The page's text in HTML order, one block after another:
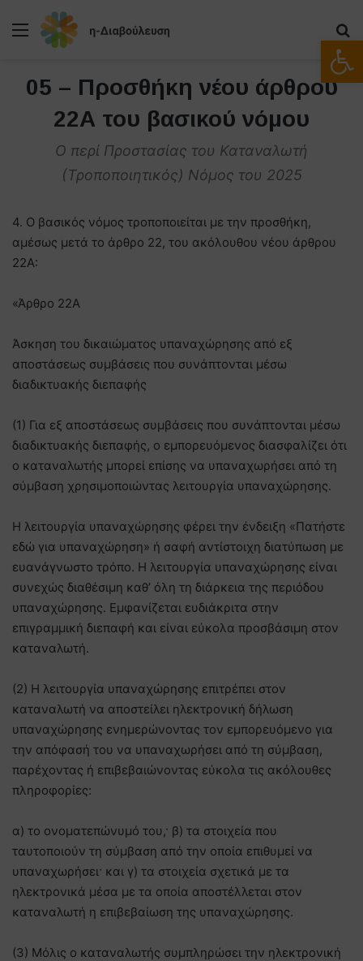
Μενού
05 – Προσθήκη νέου άρθρου
22Α του βασικού νόμου
Ο περί Προστασίας του Καταναλωτή
(Τροποποιητικός) Νόμος του 2025
4. Ο βασικός νόμος τροποποιείται με την προσθήκη,
αμέσως μετά το άρθρο 22, του ακόλουθου νέου άρθρου
22Α:
«Άρθρο 22Α
Άσκηση του δικαιώματος υπαναχώρησης από εξ
αποστάσεως συμβάσεις που συνάπτονται μέσω
διαδικτυακής διεπαφής
(1) Για εξ αποστάσεως συμβάσεις που συνάπτονται μέσω
διαδικτυακής διεπαφής, ο εμπορευόμενος διασφαλίζει ότι
ο καταναλωτής μπορεί επίσης να υπαναχωρήσει από τη
σύμβαση χρησιμοποιώντας λειτουργία υπαναχώρησης.
Η λειτουργία υπαναχώρησης φέρει την ένδειξη «Πατήστε
εδώ για υπαναχώρηση» ή σαφή αντίστοιχη διατύπωση με
ευανάγνωστο τρόπο. Η λειτουργία υπαναχώρησης είναι
συνεχώς διαθέσιμη καθ’ όλη τη διάρκεια της περιόδου
υπαναχώρησης. Εμφανίζεται ευδιάκριτα στην
επιγραμμική διεπαφή και είναι εύκολα προσβάσιμη στον
καταναλωτή.
(2) Η λειτουργία υπαναχώρησης επιτρέπει στον
καταναλωτή να αποστείλει ηλεκτρονική δήλωση
υπαναχώρησης ενημερώνοντας τον εμπορευόμενο για
την απόφασή του να υπαναχωρήσει από τη σύμβαση,
παρέχοντας ή επιβεβαιώνοντας εύκολα τις ακόλουθες
πληροφορίες:
α) το ονοματεπώνυμό του,· β) τα στοιχεία που
ταυτοποιούν τη σύμβαση από την οποία επιθυμεί να
υπαναχωρήσει· και γ) τα στοιχεία σχετικά με τα
ηλεκτρονικά μέσα με τα οποία αποστέλλεται στον
καταναλωτή η επιβεβαίωση της υπαναχώρησης.
(3) Μόλις ο καταναλωτής συμπληρώσει την ηλεκτρονική